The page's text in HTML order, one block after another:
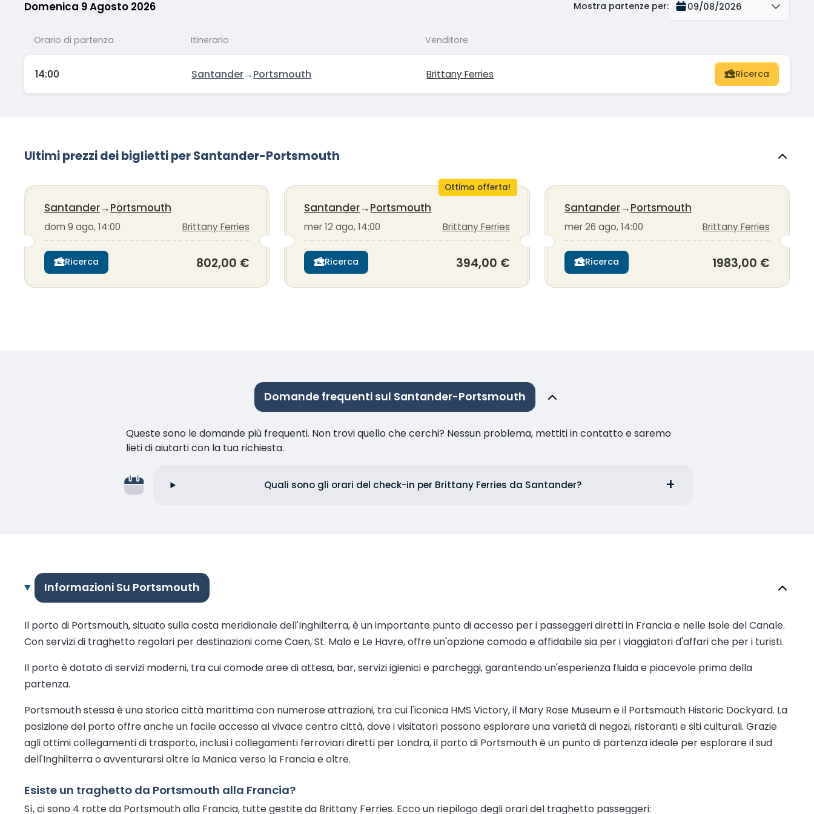
Domenica 9 Agosto 2026 Mostra partenze per: 09/08/2026
Orario di partenza Itinerario Venditore
14:00 Santander→Portsmouth Brittany Ferries Ricerca
Ultimi prezzi dei biglietti per Santander-Portsmouth
Santander→Portsmouth
dom 9 ago, 14:00 Brittany Ferries
Ricerca 802,00 €
Ottima offerta!
Santander→Portsmouth
mer 12 ago, 14:00 Brittany Ferries
Ricerca 394,00 €
Santander→Portsmouth
mer 26 ago, 14:00 Brittany Ferries
Ricerca 1983,00 €
Domande frequenti sul Santander-Portsmouth
Queste sono le domande più frequenti. Non trovi quello che cerchi? Nessun problema, mettiti in contatto e saremo
lieti di aiutarti con la tua richiesta.
Quali sono gli orari del check-in per Brittany Ferries da Santander?
Informazioni Su Portsmouth
Il porto di Portsmouth, situato sulla costa meridionale dell'Inghilterra, è un importante punto di accesso per i passeggeri diretti in Francia e nelle Isole del Canale.
Con servizi di traghetto regolari per destinazioni come Caen, St. Malo e Le Havre, offre un'opzione comoda e affidabile sia per i viaggiatori d'affari che per i turisti.
Il porto è dotato di servizi moderni, tra cui comode aree di attesa, bar, servizi igienici e parcheggi, garantendo un'esperienza fluida e piacevole prima della
partenza.
Portsmouth stessa è una storica città marittima con numerose attrazioni, tra cui l'iconica HMS Victory, il Mary Rose Museum e il Portsmouth Historic Dockyard. La
posizione del porto offre anche un facile accesso al vivace centro città, dove i visitatori possono esplorare una varietà di negozi, ristoranti e siti culturali. Grazie
agli ottimi collegamenti di trasporto, inclusi i collegamenti ferroviari diretti per Londra, il porto di Portsmouth è un punto di partenza ideale per esplorare il sud
dell'Inghilterra o avventurarsi oltre la Manica verso la Francia e oltre.
Esiste un traghetto da Portsmouth alla Francia?
Sì, ci sono 4 rotte da Portsmouth alla Francia, tutte gestite da Brittany Ferries. Ecco un riepilogo degli orari del traghetto passeggeri: